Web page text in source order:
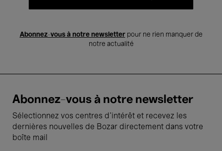
Abonnez-vous à notre newsletterpour ne rien manquer de
notre actualité
Abonnez-vous à notre newsletter
Sélectionnez vos centres d'intérêt et recevez les
dernières nouvelles de Bozar directement dans votre
boîte mail